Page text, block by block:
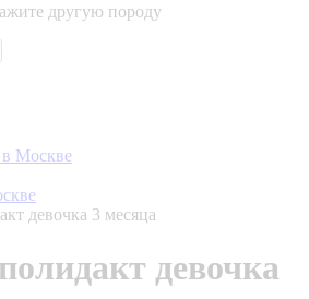
другую породу
Москве
девочка 3 месяца
девочка